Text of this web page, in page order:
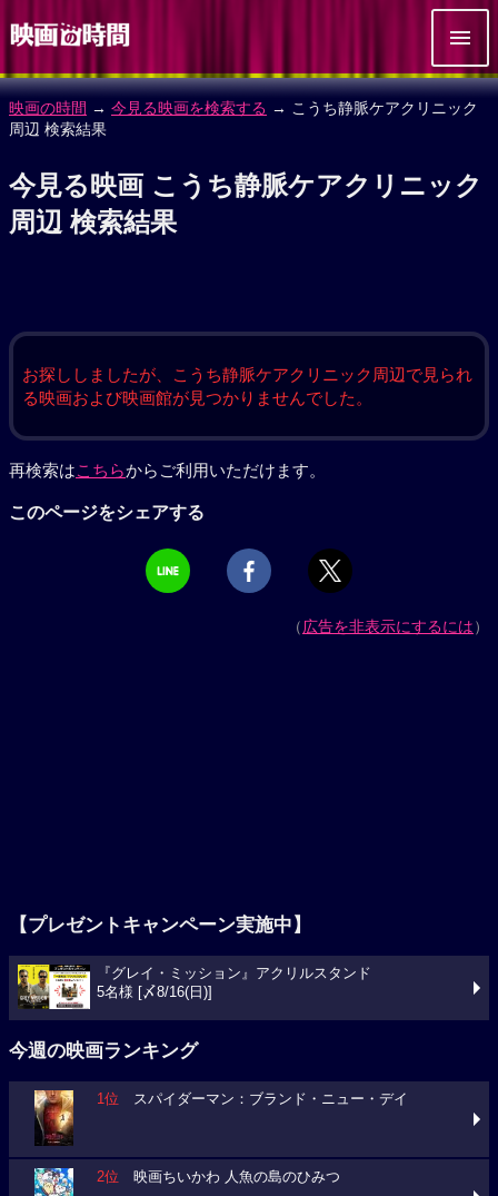
映画の時間 → 今見る映画を検索する → こうち静脈ケアクリニック
周辺 検索結果
今見る映画 こうち静脈ケアクリニック
周辺 検索結果
お探ししましたが、こうち静脈ケアクリニック周辺で見られ
る映画および映画館が見つかりませんでした。
再検索はこちらからご利用いただけます。
このページをシェアする
（広告を非表示にするには）
【プレゼントキャンペーン実施中】
『グレイ・ミッション』アクリルスタンド
5名様 [〆8/16(日)]
今週の映画ランキング
1位 スパイダーマン：ブランド・ニュー・デイ
2位 映画ちいかわ 人魚の島のひみつ